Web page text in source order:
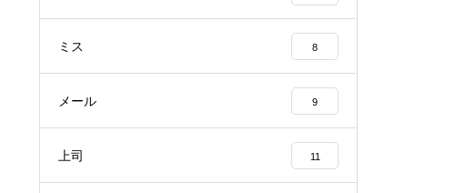
ミス 8
メール 9
上司 11